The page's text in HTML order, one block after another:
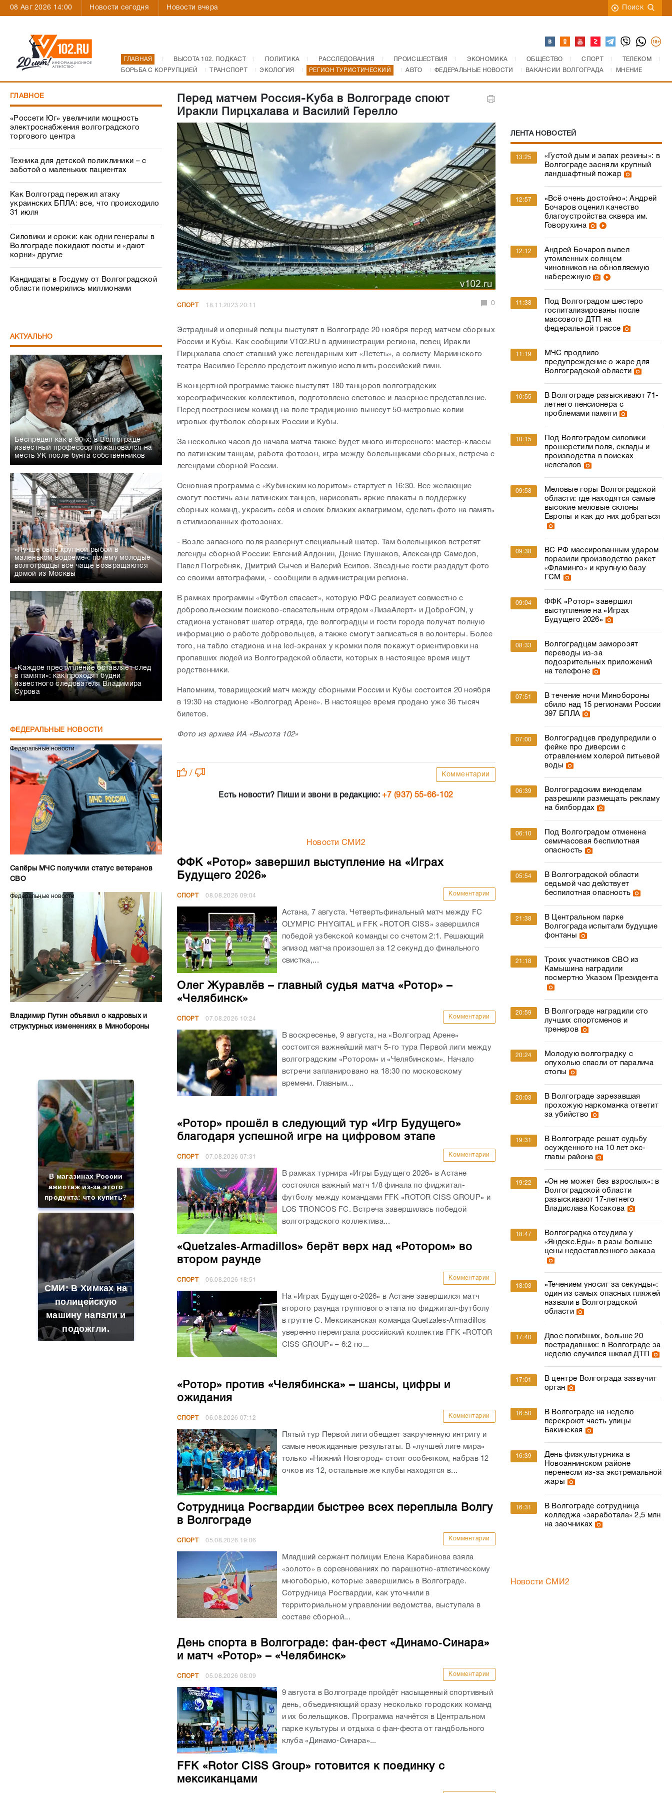
08 Авг 2026 14:00 Новости сегодня Новости вчера Поиск
ГЛАВНАЯ ВЫСОТА 102. ПОДКАСТ ПОЛИТИКА РАССЛЕДОВАНИЯ ПРОИСШЕСТВИЯ ЭКОНОМИКА ОБЩЕСТВО СПОРТ
ТЕЛЕКОМ
БОРЬБА С КОРРУПЦИЕЙ
ТРАНСПОРТ ЭКОЛОГИЯ РЕГИОН ТУРИСТИЧЕСКИЙ АВТО ФЕДЕРАЛЬНЫЕ НОВОСТИ ВАКАНСИИ ВОЛГОГРАДА МНЕНИЕ
ГЛАВНОЕ
«Россети Юг» увеличили мощность
электроснабжения волгоградского
торгового центра
Техника для детской поликлиники – с
заботой о маленьких пациентах
Как Волгоград пережил атаку
украинских БПЛА: все, что происходило
31 июля
Силовики и сроки: как одни генералы в
Волгограде покидают посты и «дают
корни» другие
Кандидаты в Госдуму от Волгоградской
области померились миллионами
АКТУАЛЬНО
Беспредел как в 90-х: в Волгограде
известный профессор пожаловался на
месть УК после бунта собственников
«Лучше быть крупной рыбой в
маленьком водоеме»: почему молодые
волгоградцы все чаще возвращаются
домой из Москвы
«Каждое преступление оставляет след
в памяти»: как проходят будни
известного следователя Владимира
Сурова
ФЕДЕРАЛЬНЫЕ НОВОСТИ
Федеральные новости
Сапёры МЧС получили статус ветеранов
СВО
Федеральные новости
Владимир Путин объявил о кадровых и
структурных изменениях в Минобороны
В магазинах России
ажиотаж из-за этого
продукта: что купить?
СМИ: В Химках на
полицейскую
машину напали и
подожгли.
Перед матчем Россия-Куба в Волгограде споют
Иракли Пирцхалава и Василий Герелло
СПОРТ 18.11.2023 20:11 0
Эстрадный и оперный певцы выступят в Волгограде 20 ноября перед матчем сборных
России и Кубы. Как сообщили V102.RU в администрации региона, певец Иракли
Пирцхалава споет ставший уже легендарным хит «Лететь», а солисту Мариинского
театра Василию Герелло предстоит вживую исполнить российский гимн.
В концертной программе также выступят 180 танцоров волгоградских
хореографических коллективов, подготовлено световое и лазерное представление.
Перед построением команд на поле традиционно вынесут 50-метровые копии
игровых футболок сборных России и Кубы.
За несколько часов до начала матча также будет много интересного: мастер-классы
по латинским танцам, работа фотозон, игра между болельщиками сборных, встреча с
легендами сборной России.
Основная программа с «Кубинским колоритом» стартует в 16:30. Все желающие
смогут постичь азы латинских танцев, нарисовать яркие плакаты в поддержку
сборных команд, украсить себя и своих близких аквагримом, сделать фото на память
в стилизованных фотозонах.
- Возле запасного поля развернут специальный шатер. Там болельщиков встретят
легенды сборной России: Евгений Алдонин, Денис Глушаков, Александр Самедов,
Павел Погребняк, Дмитрий Сычев и Валерий Есипов. Звездные гости раздадут фото
со своими автографами, - сообщили в администрации региона.
В рамках программы «Футбол спасает», которую РФС реализует совместно с
добровольческим поисково-спасательным отрядом «ЛизаАлерт» и ДоброFON, у
стадиона установят шатер отряда, где волгоградцы и гости города получат полную
информацию о работе добровольцев, а также смогут записаться в волонтеры. Более
того, на табло стадиона и на led-экранах у кромки поля покажут ориентировки на
пропавших людей из Волгоградской области, которых в настоящее время ищут
родственники.
Напомним, товарищеский матч между сборными России и Кубы состоится 20 ноября
в 19:30 на стадионе «Волгоград Арене». В настоящее время продано уже 36 тысяч
билетов.
Фото из архива ИА «Высота 102»
/ Комментарии
Есть новости? Пиши и звони в редакцию:+7 (937) 55-66-102
Новости СМИ2
ФФК «Ротор» завершил выступление на «Играх
Будущего 2026»
СПОРТ 08.08.2026 09:04 Комментарии
Астана, 7 августа. Четвертьфинальный матч между FC
OLYMPIC PHYGITAL и FFK «ROTOR CISS» завершился
победой узбекской команды со счетом 2:1. Решающий
эпизод матча произошел за 12 секунд до финального
свистка,...
Олег Журавлёв – главный судья матча «Ротор» –
«Челябинск»
СПОРТ 07.08.2026 10:24 Комментарии
В воскресенье, 9 августа, на «Волгоград Арене»
состоится важнейший матч 5-го тура Первой лиги между
волгоградским «Ротором» и «Челябинском». Начало
встречи запланировано на 18:30 по московскому
времени. Главным...
«Ротор» прошёл в следующий тур «Игр Будущего»
благодаря успешной игре на цифровом этапе
СПОРТ 07.08.2026 07:31 Комментарии
В рамках турнира «Игры Будущего 2026» в Астане
состоялся важный матч 1/8 финала по фиджитал-
футболу между командами FFK «ROTOR CISS GROUP» и
LOS TRONCOS FC. Встреча завершилась победой
волгоградского коллектива...
«Quetzales‑Armadillos» берёт верх над «Ротором» во
втором раунде
СПОРТ 06.08.2026 18:51 Комментарии
На «Играх Будущего‑2026» в Астане завершился матч
второго раунда группового этапа по фиджитал‑футболу
в группе C. Мексиканская команда Quetzales‑Armadillos
уверенно переиграла российский коллектив FFK «ROTOR
CISS GROUP» – 6:2 по...
«Ротор» против «Челябинска» – шансы, цифры и
ожидания
СПОРТ 06.08.2026 07:12 Комментарии
Пятый тур Первой лиги обещает закрученную интригу и
самые неожиданные результаты. В «лучшей лиге мира»
только «Нижний Новгород» стоит особняком, набрав 12
очков из 12, остальные же клубы находятся в...
Сотрудница Росгвардии быстрее всех переплыла Волгу
в Волгограде
СПОРТ 05.08.2026 19:06 Комментарии
Младший сержант полиции Елена Карабинова взяла
«золото» в соревнованиях по парашютно-атлетическому
многоборью, которые завершились в Волгограде.
Сотрудница Росгвардии, как уточнили в
территориальном управлении ведомства, выступала в
составе сборной...
День спорта в Волгограде: фан‑фест «Динамо‑Синара»
и матч «Ротор» – «Челябинск»
СПОРТ 05.08.2026 08:09 Комментарии
9 августа в Волгограде пройдёт насыщенный спортивный
день, объединяющий сразу несколько городских команд
и их болельщиков. Программа начнётся в Центральном
парке культуры и отдыха с фан‑феста от гандбольного
клуба «Динамо‑Синара»...
FFK «Rotor CISS Group» готовится к поединку с
мексиканцами
ЛЕНТА НОВОСТЕЙ
13:25
«Густой дым и запах резины»: в
Волгограде засняли крупный
ландшафтный пожар
12:57
«Всё очень достойно»: Андрей
Бочаров оценил качество
благоустройства сквера им.
Говорухина
12:12
Андрей Бочаров вывел
утомленных солнцем
чиновников на обновляемую
набережную
11:38
Под Волгоградом шестеро
госпитализированы после
массового ДТП на
федеральной трассе
11:19
МЧС продлило
предупреждение о жаре для
Волгоградской области
10:55
В Волгограде разыскивают 71-
летнего пенсионера с
проблемами памяти
10:15
Под Волгоградом силовики
прошерстили поля, склады и
производства в поисках
нелегалов
09:58
Меловые горы Волгоградской
области: где находятся самые
высокие меловые склоны
Европы и как до них добраться
09:38
ВС РФ массированным ударом
поразили производство ракет
«Фламинго» и крупную базу
ГСМ
09:04
ФФК «Ротор» завершил
выступление на «Играх
Будущего 2026»
08:33
Волгоградцам заморозят
переводы из-за
подозрительных приложений
на телефоне
07:51
В течение ночи Минобороны
сбило над 15 регионами России
397 БПЛА
07:00
Волгоградцев предупредили о
фейке про диверсии с
отравлением холерой питьевой
воды
06:39
Волгоградским виноделам
разрешили размещать рекламу
на билбордах
06:10
Под Волгоградом отменена
семичасовая беспилотная
опасность
05:54
В Волгоградской области
седьмой час действует
беспилотная опасность
21:38
В Центральном парке
Волгограда испытали будущие
фонтаны
21:18
Троих участников СВО из
Камышина наградили
посмертно Указом Президента
20:59
В Волгограде наградили сто
лучших спортсменов и
тренеров
20:24
Молодую волгоградку с
опухолью спасли от паралича
стопы
20:03
В Волгограде зарезавшая
прохожую наркоманка ответит
за убийство
19:31
В Волгограде решат судьбу
осужденного на 10 лет экс-
главы района
19:22
«Он не может без взрослых»: в
Волгоградской области
разыскивают 17-летнего
Владислава Косакова
18:47
Волгоградка отсудила у
«Яндекс.Еды» в разы больше
цены недоставленного заказа
18:03
«Течением уносит за секунды»:
один из самых опасных пляжей
назвали в Волгоградской
области
17:40
Двое погибших, больше 20
пострадавших: в Волгограде за
неделю случился шквал ДТП
17:01
В центре Волгограда зазвучит
орган
16:50
В Волгограде на неделю
перекроют часть улицы
Бакинская
16:39
День физкультурника в
Новоаннинском районе
перенесли из-за экстремальной
жары
16:31
В Волгограде сотрудница
колледжа «заработала» 2,5 млн
на заочниках
Новости СМИ2